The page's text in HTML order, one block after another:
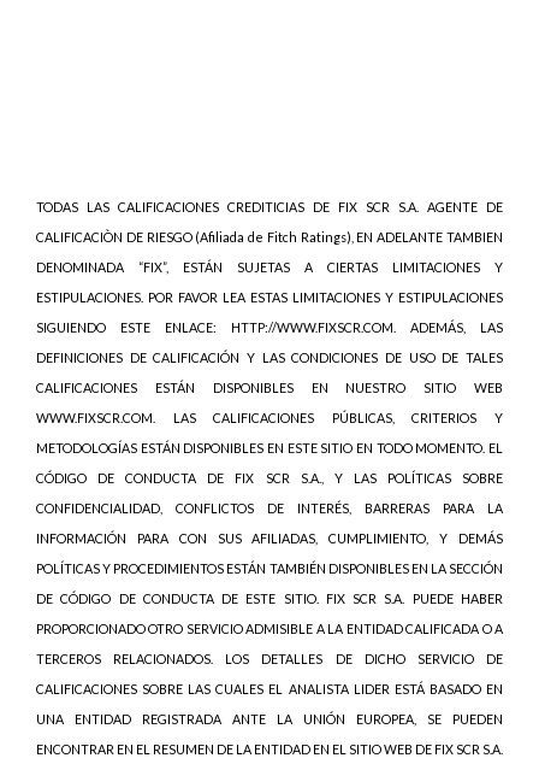
TODAS LAS CALIFICACIONES CREDITICIAS DE FIX SCR S.A. AGENTE DE
CALIFICACIÒN DE RIESGO (Afiliada de Fitch Ratings), EN ADELANTE TAMBIEN
DENOMINADA “FIX”, ESTÁN SUJETAS A CIERTAS LIMITACIONES Y
ESTIPULACIONES. POR FAVOR LEA ESTAS LIMITACIONES Y ESTIPULACIONES
SIGUIENDO ESTE ENLACE: HTTP://WWW.FIXSCR.COM. ADEMÁS, LAS
DEFINICIONES DE CALIFICACIÓN Y LAS CONDICIONES DE USO DE TALES
CALIFICACIONES ESTÁN DISPONIBLES EN NUESTRO SITIO WEB
WWW.FIXSCR.COM. LAS CALIFICACIONES PÚBLICAS, CRITERIOS Y
METODOLOGÍAS ESTÁN DISPONIBLES EN ESTE SITIO EN TODO MOMENTO. EL
CÓDIGO DE CONDUCTA DE FIX SCR S.A., Y LAS POLÍTICAS SOBRE
CONFIDENCIALIDAD, CONFLICTOS DE INTERÉS, BARRERAS PARA LA
INFORMACIÓN PARA CON SUS AFILIADAS, CUMPLIMIENTO, Y DEMÁS
POLÍTICAS Y PROCEDIMIENTOS ESTÁN TAMBIÉN DISPONIBLES EN LA SECCIÓN
DE CÓDIGO DE CONDUCTA DE ESTE SITIO. FIX SCR S.A. PUEDE HABER
PROPORCIONADO OTRO SERVICIO ADMISIBLE A LA ENTIDAD CALIFICADA O A
TERCEROS RELACIONADOS. LOS DETALLES DE DICHO SERVICIO DE
CALIFICACIONES SOBRE LAS CUALES EL ANALISTA LIDER ESTÁ BASADO EN
UNA ENTIDAD REGISTRADA ANTE LA UNIÓN EUROPEA, SE PUEDEN
ENCONTRAR EN EL RESUMEN DE LA ENTIDAD EN EL SITIO WEB DE FIX SCR S.A.